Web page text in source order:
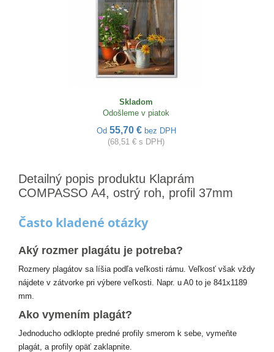
Skladom
Odošleme v piatok
Od 55,70 € bez DPH
(68,51 € s DPH)
Detailný popis produktu Klaprám
COMPASSO A4, ostrý roh, profil 37mm
Často kladené otázky
Aký rozmer plagátu je potreba?
Rozmery plagátov sa líšia podľa veľkosti rámu. Veľkosť však vždy
nájdete v zátvorke pri výbere veľkosti. Napr. u A0 to je 841x1189
mm.
Ako vymením plagát?
Jednoducho odklopte predné profily smerom k sebe, vymeňte
plagát, a profily opäť zaklapnite.